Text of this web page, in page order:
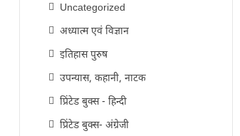
Uncategorized
अध्यात्म एवं विज्ञान
इतिहास पुरुष
उपन्यास, कहानी, नाटक
प्रिंटेड बुक्स - हिन्दी
प्रिंटेड बुक्स- अंग्रेजी